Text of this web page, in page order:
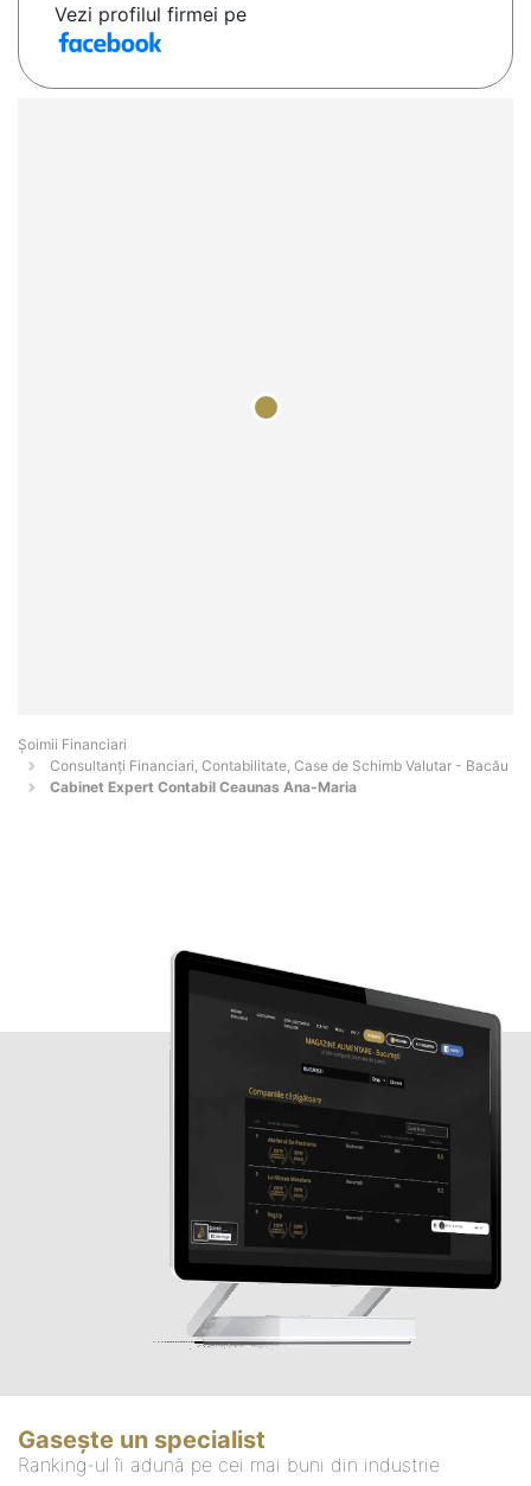
Vezi profilul firmei pe
Șoimii Financiari
Consultanți Financiari, Contabilitate, Case de Schimb Valutar - Bacău
Cabinet Expert Contabil Ceaunas Ana-Maria
Gasește un specialist
Ranking-ul îi adună pe cei mai buni din industrie